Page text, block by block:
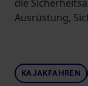
die
Ausrüstung,
KAJAKFAHREN